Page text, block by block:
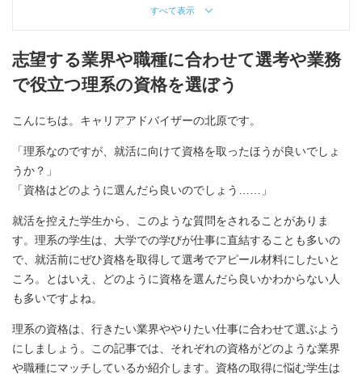
すべて表示
志望する業界や職種に合わせて選考や業務
で役立つ理系の資格を選ぼう
こんにちは。キャリアアドバイザーの北原です。
「理系なのですが、就活に向けて資格を取ったほうが良いでしょ
うか？」
「資格はどのように選んだら良いのでしょう……」
就活を控えた学生から、このような質問をされることがありま
す。理系の学生は、大学での学びが仕事に直結することも多いの
で、就活前にぜひ資格を取得して選考でアピール材料にしたいと
ころ。とはいえ、どのように資格を選んだら良いかわからない人
も多いですよね。
理系の資格は、行きたい業界ややりたい仕事に合わせて選ぶよう
にしましょう。この記事では、それぞれの資格がどのような業界
や職種にマッチしているか紹介します。資格の取得に悩む学生は